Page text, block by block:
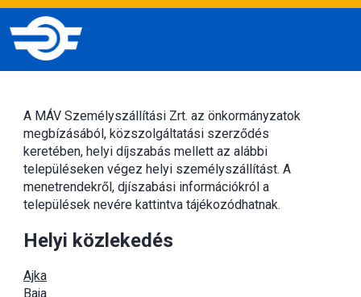
A MÁV Személyszállítási Zrt. az önkormányzatok
megbízásából, közszolgáltatási szerződés
keretében, helyi díjszabás mellett az alábbi
településeken végez helyi személyszállítást. A
menetrendekről, djíszabási információkról a
települések nevére kattintva tájékozódhatnak.
Helyi közlekedés
Ajka
Baja